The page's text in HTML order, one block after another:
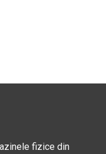
fizice din